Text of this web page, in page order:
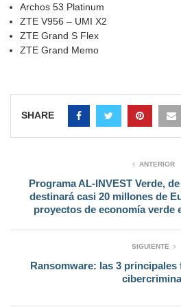
Archos 53 Platinum
ZTE V956 – UMI X2
ZTE Grand S Flex
ZTE Grand Memo
SHARE
ANTERIOR
Programa AL-INVEST Verde,
destinará casi 20 millones de
proyectos de economía verde
SIGUIENTE
Ransomware: las 3 principales